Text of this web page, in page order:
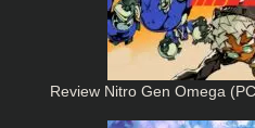
Review Nitro Gen Omega